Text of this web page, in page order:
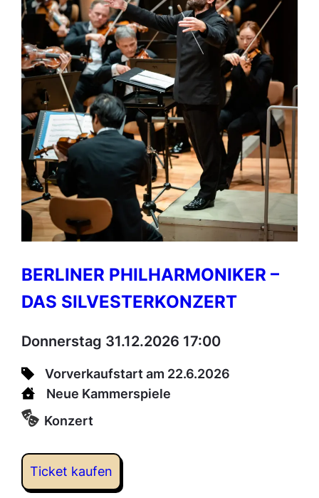
BERLINER PHILHARMONIKER –
DAS SILVESTERKONZERT
Donnerstag 31.12.2026 17:00
Vorverkaufstart am 22.6.2026
Neue Kammerspiele
Konzert
Ticket kaufen